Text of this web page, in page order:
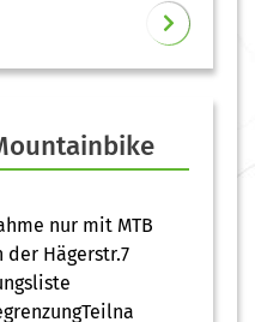
nur mit MTB
Hägerstr.7